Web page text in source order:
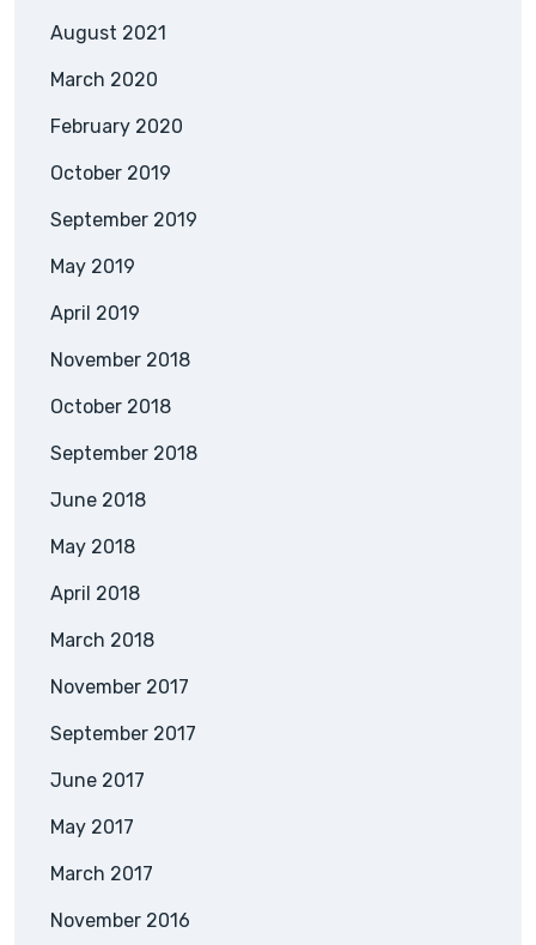
August 2021
March 2020
February 2020
October 2019
September 2019
May 2019
April 2019
November 2018
October 2018
September 2018
June 2018
May 2018
April 2018
March 2018
November 2017
September 2017
June 2017
May 2017
March 2017
November 2016